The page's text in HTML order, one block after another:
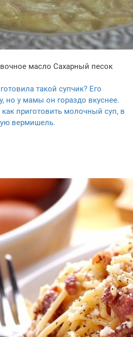
масло Сахарный песок
такой супчик? Его
но у мамы он гораздо вкуснее.
приготовить молочный суп, в
вермишель.